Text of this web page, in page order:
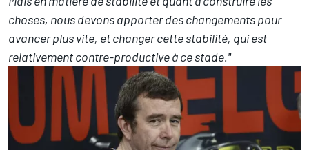
choses, nous devons apporter des changements pour
avancer plus vite, et changer cette stabilité, qui est
relativement contre-productive à ce stade."